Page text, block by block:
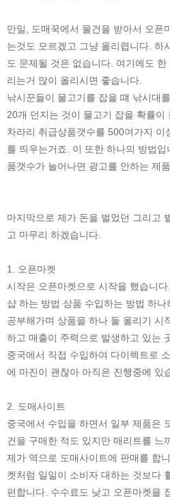
만일, 도매꾹에서 물건을 받아서 오픈
는것도 모르겠고 그냥 올리렵니다. 하
도 문제될 것은 없습니다. 여기에도
리는거 많이 올리시면 좋습니다.
낚시꾼들이 물고기를 잡을 떄 낚시대
20개 던지는 것이 물고기 잡을 확률이
차라리 취급상품갯수를 500여가지 이
를 띄우는거죠. 이 또한 하나의 방법
품갯수가 늘어나면 광고를 안하는 제
마지막으로 제가 돈을 벌었던 그리고
고 마무리 하겠습니다.
1. 오픈마켓
시작은 오픈마켓으로 시작을 했습니
샵 하는 방법 상품 수입하는 방법 하나
공부해가며 상품을 하나 둘 올리기 시
하고 매출이 주력으로 발생하고 있는
중국에서 직접 수입하여 다이렉트로
에 마진이 괜찮아 아직은 진행중에 있
2. 도매사이트
중국에서 수입을 하면서 일부 제품은
건을 구매한 적도 있지만 매리트를 느
제가 역으로 도매사이트에 판매를 합
켓처럼 일일이 소비자 대하는 것보다
편합니다. 수수료도 낮고 오픈마켓을